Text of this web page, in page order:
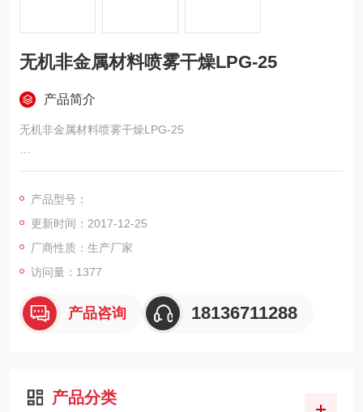
无机非金属材料喷雾干燥LPG-25
产品简介
无机非金属材料喷雾干燥LPG-25
无机非金属材料（inorganic nonmetallic materials）是以某些元
盐、铝酸盐、磷酸盐、硼酸盐等物质组成的材料。是除有机高分
子材料和金属材料以外的所有材料的统称。无机非金属材料的提
法是20世纪40年代以后，随着现代科学技术的发展从传统的硅酸
盐材料演变而来的。无机非金属材料是与有机高分子
产品型号：
更新时间：2017-12-25
厂商性质：生产厂家
访问量：1377
产品咨询 18136711288
产品分类